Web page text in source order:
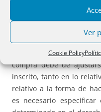
Ver
Cookie Policy
indispensable que se
215.** EJERCICIO
FORMA DE
PAGO DEL PRECIO.El
compra debe de
inscrito, tanto en lo
relativo a la forma de
es necesario